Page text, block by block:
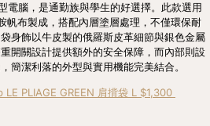
電腦，是通勤族與學生的好選擇。此款選用
帆布製成，搭配內層塗層處理，不僅環保耐
身飾以牛皮製的俄羅斯皮革細節與銀色金屬
開關設計提供額外的安全保障，而內部則設
簡潔利落的外型與實用機能完美結合。
PLIAGE GREEN 肩揹袋 L $1,300